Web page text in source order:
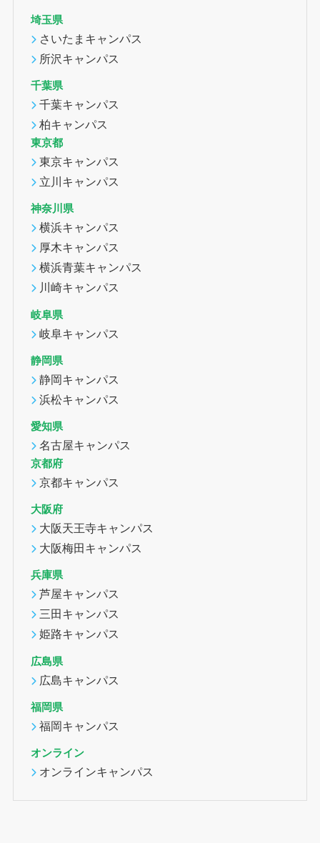
埼玉県
さいたまキャンパス
所沢キャンパス
千葉県
千葉キャンパス
柏キャンパス
東京都
東京キャンパス
立川キャンパス
神奈川県
横浜キャンパス
厚木キャンパス
横浜青葉キャンパス
川崎キャンパス
岐阜県
岐阜キャンパス
静岡県
静岡キャンパス
浜松キャンパス
愛知県
名古屋キャンパス
京都府
京都キャンパス
大阪府
大阪天王寺キャンパス
大阪梅田キャンパス
兵庫県
芦屋キャンパス
三田キャンパス
姫路キャンパス
広島県
広島キャンパス
福岡県
福岡キャンパス
オンライン
オンラインキャンパス